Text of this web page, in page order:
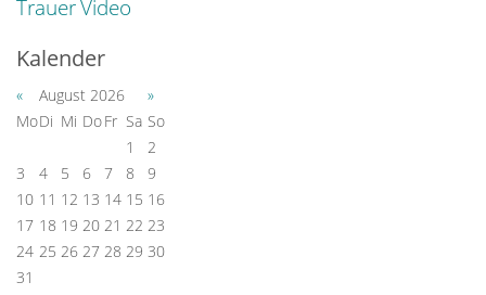
TrauerVideo
Kalender
« August 2026
»
MoDi Mi DoFr Sa So
1
2
3
4 5 6 7 8
9
10 11 12 13 14 15 16
17 18 19 20 21 22 23
24 25 26 27 28 29 30
31